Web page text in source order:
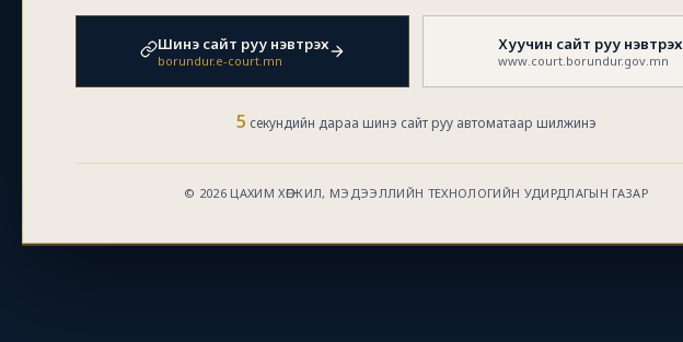
Шинэ сайт руу нэвтрэх
borundur.e-court.mn
Хуучин сайт руу нэвтрэх
www.court.borundur.gov.mn
5 секундийн дараа шинэ сайт руу автоматаар шилжинэ
© 2026 ЦАХИМ ХӨГЖИЛ, МЭДЭЭЛЛИЙН ТЕХНОЛОГИЙН УДИРДЛАГЫН ГАЗАР